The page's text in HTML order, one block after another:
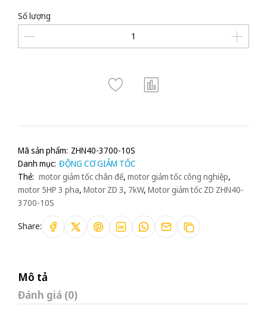
Số lượng
Mã sản phẩm: ZHN40-3700-10S
Danh mục: ĐỘNG CƠ GIẢM TỐC
Thẻ: motor giảm tốc chân đế, motor giảm tốc công nghiệp,
motor 5HP 3 pha, Motor ZD 3, 7kW, Motor giảm tốc ZD ZHN40-
3700-10S
Share:
Mô tả
Đánh giá (0)